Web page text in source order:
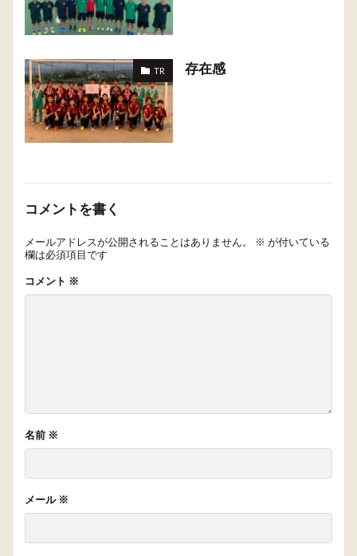
TR 存在感
コメントを書く
メールアドレスが公開されることはありません。 ※ が付いている
欄は必須項目です
コメント ※
名前 ※
メール ※